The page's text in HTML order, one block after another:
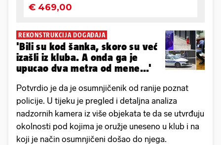
REKONSTRUKCIJA DOGAĐAJA
'Bili su kod šanka, skoro su već
izašli iz kluba. A onda ga je
upucao dva metra od mene...'
Potvrdio je da je osumnjičenik od ranije poznat
policije. U tijeku je pregled i detaljna analiza
nadzornih kamera iz više objekata te da se utvrđuju
okolnosti pod kojima je oružje uneseno u klub i na
koji je način osumnjičeni došao do njega.